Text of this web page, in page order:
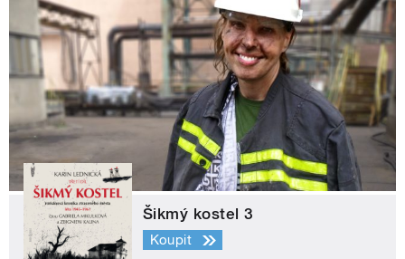
Šikmý kostel 3
Koupit